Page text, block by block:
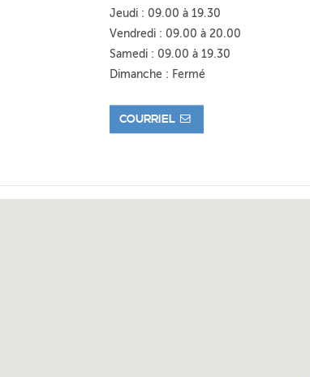
Jeudi : 09.00 à 19.30
Vendredi : 09.00 à 20.00
Samedi : 09.00 à 19.30
Dimanche : Fermé
COURRIEL